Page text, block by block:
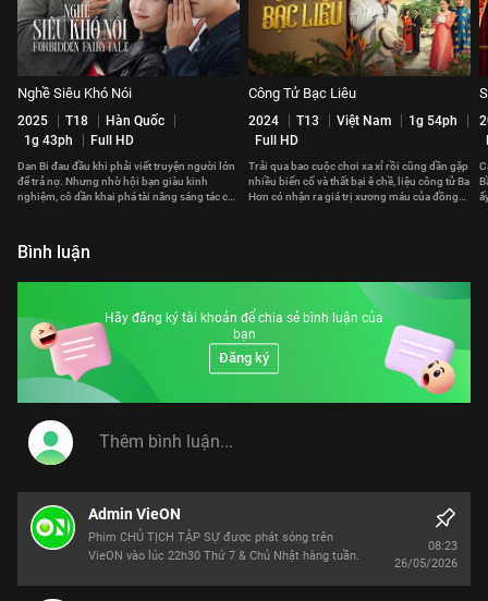
Nghề Siêu Khó Nói
2025 T18
Hàn Quốc
1g 43ph
Full HD
Dan Bi đau đầu khi phải viết truyện người lớn
để trả nợ. Nhưng nhờ hội bạn giàu kinh
nghiệm, cô dần khai phá tài năng sáng tác của
Công Tử Bạc Liêu
2024 T13 Việt Nam
1g 54ph
Full HD
Trải qua bao cuộc chơi xa xỉ rồi cũng dần gặp
nhiều biến cố và thất bại ê chề, liệu công tử Ba
Hơn có nhận ra giá trị xương máu của đồng
Bình luận
Hãy đăng ký tài khoản để chia sẻ bình luận của
bạn
Đăng ký
Admin VieON
Phim CHỦ TỊCH TẬP SỰ được phát sóng trên
VieON vào lúc 22h30 Thứ 7 & Chủ Nhật hàng tuần.
08:23
26/05/2026